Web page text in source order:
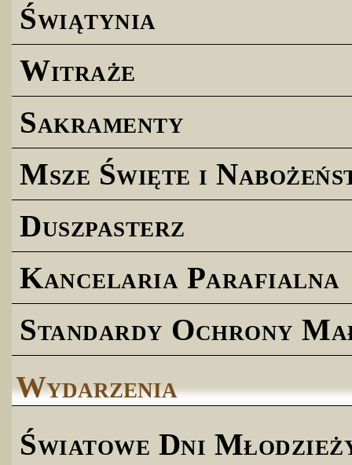
Świątynia
Witraże
Sakramenty
Msze Święte i
Duszpasterz
Kancelaria Parafialna
Standardy Ochrony
Wydarzenia
Światowe Dni